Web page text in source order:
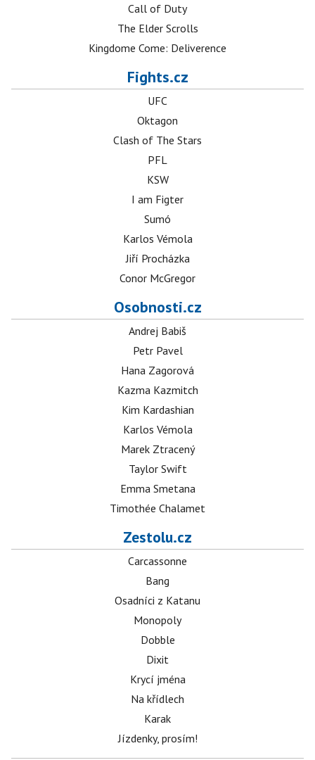
Call of Duty
The Elder Scrolls
Kingdome Come: Deliverence
Fights.cz
UFC
Oktagon
Clash of The Stars
PFL
KSW
I am Figter
Sumó
Karlos Vémola
Jiří Procházka
Conor McGregor
Osobnosti.cz
Andrej Babiš
Petr Pavel
Hana Zagorová
Kazma Kazmitch
Kim Kardashian
Karlos Vémola
Marek Ztracený
Taylor Swift
Emma Smetana
Timothée Chalamet
Zestolu.cz
Carcassonne
Bang
Osadníci z Katanu
Monopoly
Dobble
Dixit
Krycí jména
Na křídlech
Karak
Jízdenky, prosím!